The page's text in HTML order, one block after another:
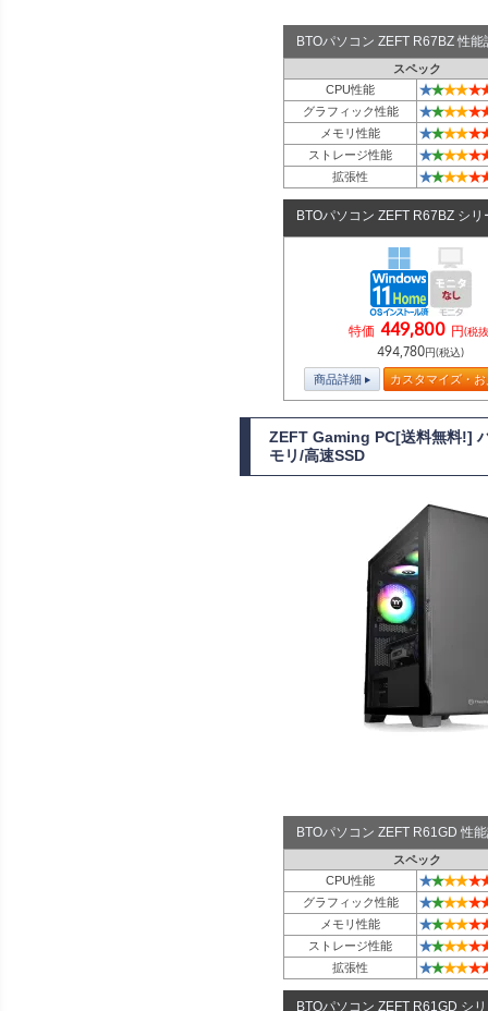
BTOパソコン ZEFT R67BZ 性
スペック
CPU性能
★★★★★
グラフィック性能 ★★★★★
メモリ性能 ★★★★★
ストレージ性能 ★★★★★
拡張性 ★★★★★
BTOパソコン ZEFT R67BZ シリ
特価 449,800 円(税
494,780円(税込)
商品詳細 カスタマイズ・
ZEFT Gaming PC[送料無料!]
モリ/高速SSD
BTOパソコン ZEFT R61GD 性
スペック
CPU性能
★★★★★
グラフィック性能 ★★★★★
メモリ性能 ★★★★★
ストレージ性能 ★★★★★
拡張性 ★★★★★
BTOパソコン ZEFT R61GD シ